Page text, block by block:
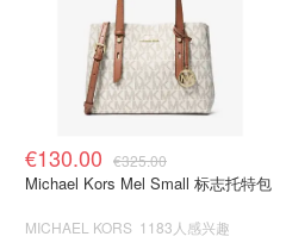
€130.00 €325.00
Michael Kors Mel Small 标志托特包
MICHAEL KORS 1183人感兴趣